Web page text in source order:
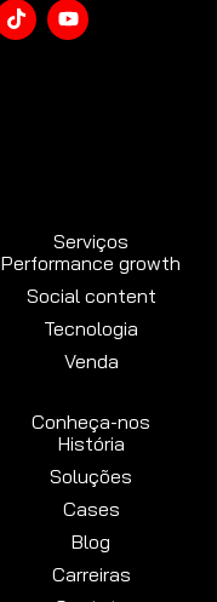
Serviços
Performance growth
Social content
Tecnologia
Venda
Conheça-nos
História
Soluções
Cases
Blog
Carreiras